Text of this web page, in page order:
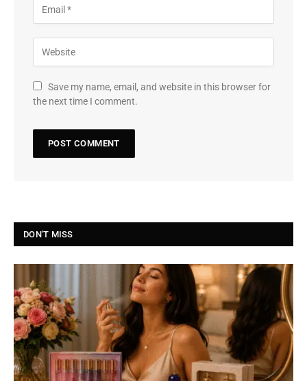
Save my name, email, and website in this browser for
the next time I comment.
DON'T MISS